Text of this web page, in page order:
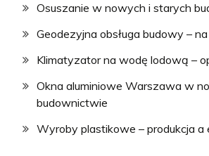
Osuszanie w nowych i starych
Geodezyjna obsługa budowy –
Klimatyzator na wodę lodową –
Okna aluminiowe Warszawa w
budownictwie
Wyroby plastikowe – produkcja a